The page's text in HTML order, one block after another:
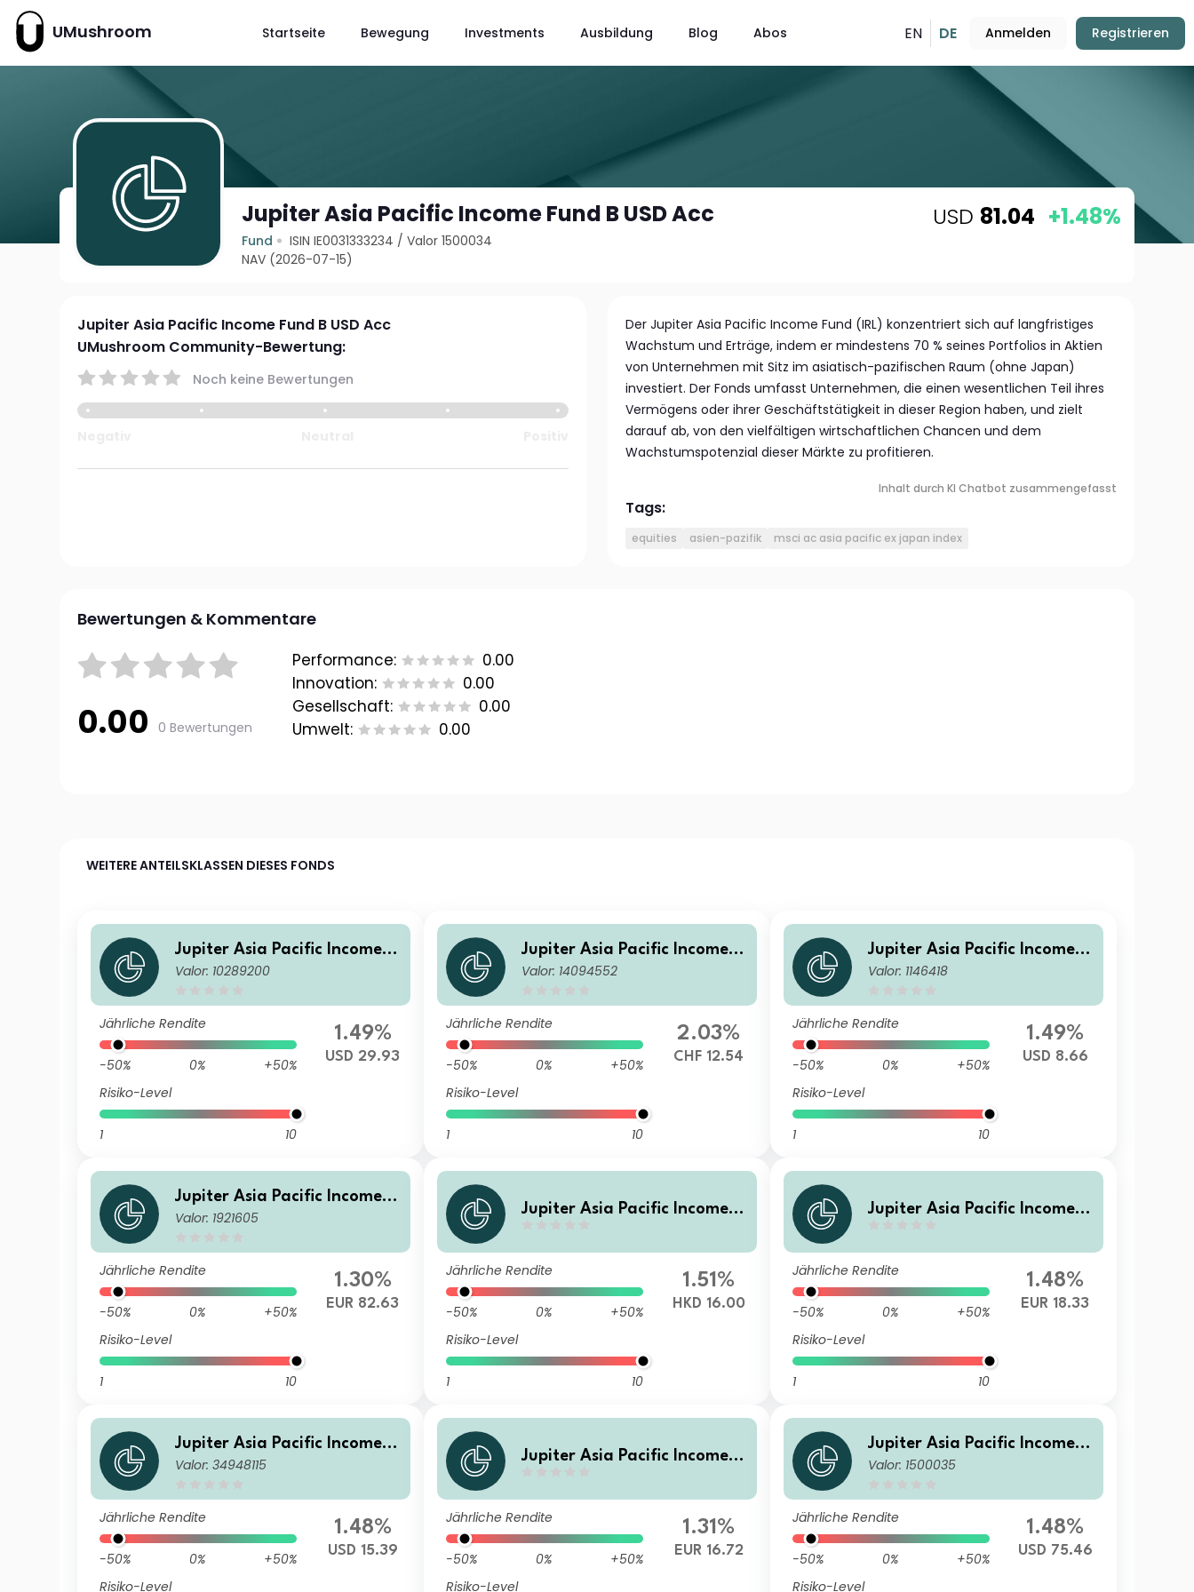
UMushroom Startseite Bewegung Investments Ausbildung Blog Abos EN DE Anmelden Registrieren
Jupiter Asia Pacific Income Fund B USD Acc
Fund ISIN IE0031333234 /Valor 1500034
NAV (2026-07-15)
USD 81.04 +1.48%
Jupiter Asia Pacific Income Fund B USD Acc
UMushroom Community-Bewertung:
Noch keine Bewertungen
Der Jupiter Asia Pacific Income Fund (IRL) konzentriert sich auf langfristiges
Wachstum und Erträge, indem er mindestens 70 % seines Portfolios in Aktien
von Unternehmen mit Sitz im asiatisch-pazifischen Raum (ohne Japan)
investiert. Der Fonds umfasst Unternehmen, die einen wesentlichen Teil ihres
Vermögens oder ihrer Geschäftstätigkeit in dieser Region haben, und zielt
darauf ab, von den vielfältigen wirtschaftlichen Chancen und dem
Wachstumspotenzial dieser Märkte zu profitieren.
Inhalt durch KI Chatbot zusammengefasst
Tags:
equities asien-pazifik msci ac asia pacific ex japan index
Bewertungen & Kommentare
0.00 0 Bewertungen
Performance:
0.00
Innovation:
0.00
Gesellschaft:
0.00
Umwelt:
0.00
WEITERE ANTEILSKLASSEN DIESES FONDS
Jupiter Asia Pacific Income F
und I USD Acc
Valor: 10289200
Jährliche Rendite
-50% 0%
+50%
Risiko-Level
1 10
1.49%
USD 29.93
Jupiter Asia Pacific Income F
und (IRL) L CHF Hedged Inc
Valor: 14094552
Jährliche Rendite
-50% 0%
+50%
Risiko-Level
1 10
2.03%
CHF 12.54
Jupiter Asia Pacific Income F
und L USD Acc
Valor: 1146418
Jährliche Rendite
-50% 0%
+50%
Risiko-Level
1 10
1.49%
USD 8.66
Jupiter Asia Pacific Income F
und L EUR Acc
Valor: 1921605
Jährliche Rendite
-50% 0%
+50%
Risiko-Level
1 10
1.30%
EUR 82.63
Jupiter Asia Pacific Income F
Jährliche Rendite
-50% 0%
+50%
Risiko-Level
1 10
1.51%
HKD 16.00
Jupiter Asia Pacific Income F
c
Jährliche Rendite
-50% 0%
+50%
Risiko-Level
1 10
1.48%
EUR 18.33
Jupiter Asia Pacific Income F
und C2 USD Acc
Valor: 34948115
Jährliche Rendite
-50% 0%
+50%
Risiko-Level
1.48%
USD 15.39
Jupiter Asia Pacific Income F
Jährliche Rendite
-50% 0%
+50%
Risiko-Level
1.31%
EUR 16.72
Jupiter Asia Pacific Income F
und C USD Acc
Valor: 1500035
Jährliche Rendite
-50% 0%
+50%
Risiko-Level
1.48%
USD 75.46